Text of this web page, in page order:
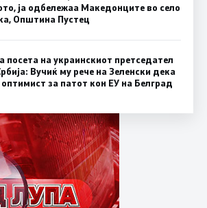
ја одбележаа Македонците во село
Општина Пустец
посета на украинскиот претседател
Вучиќ му рече на Зеленски дека
оптимист за патот кон ЕУ на Белград